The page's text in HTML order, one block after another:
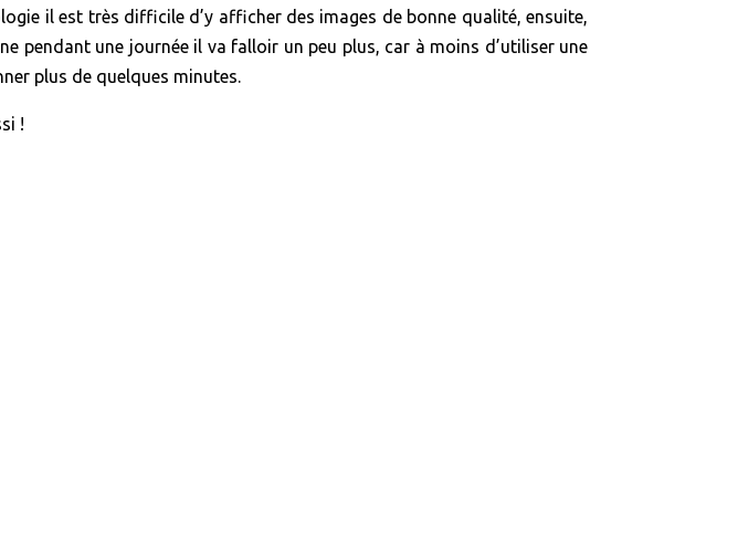
il est très difficile d’y afficher des images de bonne qualité, ensuite,
pendant une journée il va falloir un peu plus, car à moins d’utiliser une
plus de quelques minutes.
!